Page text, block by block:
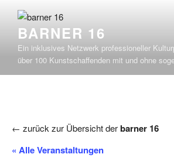
Inhalt
springenBARNER 16
Ein inklusives Netzwerk professioneller
über 100 Kunstschaffenden mit und ohne
← zurück zur Übersicht derbarner 16
« Alle Veranstaltungen